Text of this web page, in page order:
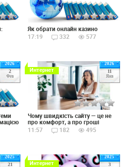
Як обрати онлайн казино
17:19
332 577
2026
2
Фев
2026
11
Янв
Интернет
Чому швидкість сайту — це не
про комфорт, а про гроші
11:57
182 495
2025
21
2025
3
Интернет